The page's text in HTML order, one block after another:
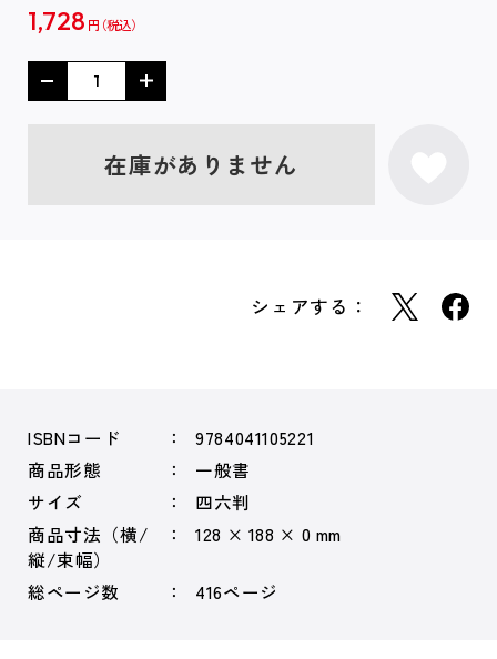
1,728 円
在庫がありません
シェアする：
ISBNコード
9784041105221
商品形態
一般書
サイズ
四六判
商品寸法（横/
縦/束幅）
128 × 188 × 0 mm
総ページ数 416ページ